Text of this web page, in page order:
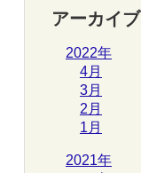
アーカイブ
2022年
4月
3月
2月
1月
2021年